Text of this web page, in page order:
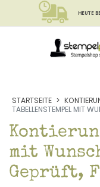
HEUTE
STARTSEITE
TABELLENSTEMPEL MIT
mit
Geprüft,